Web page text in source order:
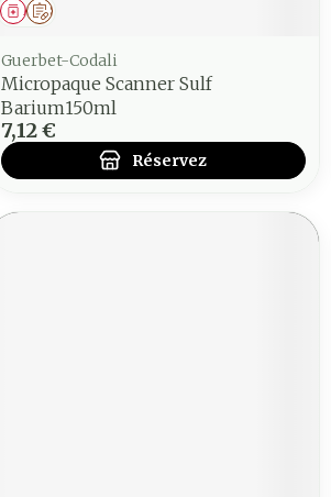
Sur prescription
Médicament
Guerbet-Codali
Micropaque Scanner Sulf
Barium150ml
7,12 €
Réservez